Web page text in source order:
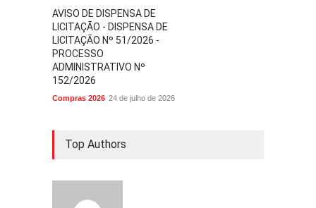
AVISO DE DISPENSA DE
LICITAÇÃO - DISPENSA DE
LICITAÇÃO Nº 51/2026 -
PROCESSO
ADMINISTRATIVO Nº
152/2026
Compras 2026 24 de julho de 2026
Top Authors